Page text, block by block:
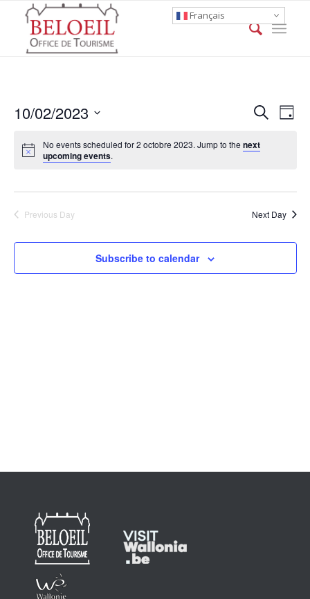
Events
and
Search
Day
10/02/2023
date.
No events scheduled for 2 octobre 2023. Jump to thenext
upcoming events.
Previous Day Next Day
Subscribe to calendar
Français